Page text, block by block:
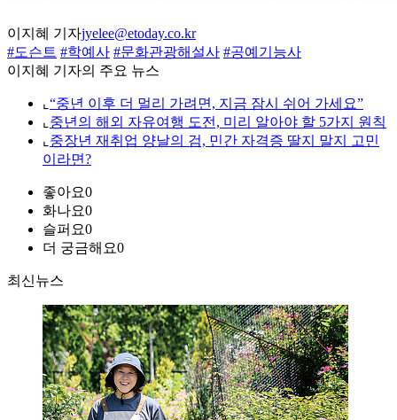
이지혜 기자jyelee@etoday.co.kr
#도슨트 #학예사 #문화관광해설사 #공예기능사
이지혜 기자의 주요 뉴스
⌞ “중년 이후 더 멀리 가려면, 지금 잠시 쉬어 가세요”
⌞ 중년의 해외 자유여행 도전, 미리 알아야 할 5가지 원칙
⌞ 중장년 재취업 양날의 검, 민간 자격증 딸지 말지 고민
이라면?
좋아요0
화나요0
슬퍼요0
더 궁금해요0
최신뉴스